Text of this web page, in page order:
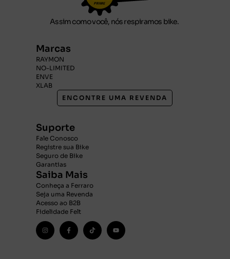
Assim como você, nós respiramos bike.
Marcas
RAYMON
NO-LIMITED
ENVE
XLAB
ENCONTRE UMA REVENDA
Suporte
Fale Conosco
Registre sua Bike
Seguro de Bike
Garantias
Saiba Mais
Conheça a Ferraro
Seja uma Revenda
Acesso ao B2B
Fidelidade Felt